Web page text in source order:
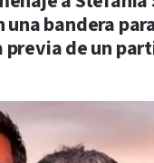
una bandera
previa de un